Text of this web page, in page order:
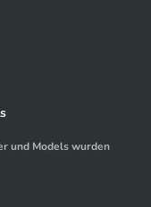
und Models wurden